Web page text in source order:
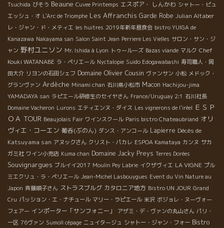
Tsuchida びそう Beaune Cuvee Printemps エスポア・ しんかわ シャトー・ピュ
エッシュ・オ L'Arc de Triomphe Les Affranchis Garde Robe Julian Altaber
レ・ジャン・ド・メティエ les huitres 2019年新年昼食会 bistro YUIGA de
Kanazawa Nakayama san Salon Saint Jean Perriere Les Vielles サロン・サン・ジ
ャン 野村ユニソン Mr. Ishida à Lyon トゥールーズ Bazas viande マルク Chef
Kouki WATANABE ラ・ペリエール Nyctalopie Suido Edogawabashi 寿司職人・岡
田大介 リヨンの石田シェフ Domaine Olivier Cousin ヴァンサン 小松 メドック・
グランヴァン Ardèche Minami chan 石川県小松市 Macon Hachijou-jima
YAMADAYA san ラピエール研修生のセイヤさん France/Uruguay 2:1 石川社長
Domaine Vacheron Lurons エティエンヌ・ダイス Les vignerons de l'iréel ＥＳＰ
ＯＡ TOUR Beaujolais Fair ワインスクール Paris bistro Chateaubriand オリ
ヴィエ・コーエン 葡呑(ぶのん) ダンス・アンコール Lapierre Décès de
Katsuyama san アヌックさん クリスト・パカレ ESPOA Kamataya カンヌ サカ
ガミ社 ワイン小売店 Kuma chan Domaine Jacky Preys Terres Dorées
Souvignargues ブルイイ2017 Moulin Pey Labrie イクザヴィエ LA VIGNE プル
ミエクリュ・ラ・ペリエール Jean-Michel Lasbouygues Event du Vin Nature au
Japon 斉藤順子さん ストラスブルグ カタロニア地方 Bistro UN JOUR Grand
Cru パッション・エ・ナチュール マリー・ラピエール 米沢 ボジョレ・ヌーヴォー
フェアー インポーター「サンフォニー」 アザミ・デ・ヴァンの丸山さん パリ・
一区 76ヴァン Sumoll cépage ニュイタージュ シャトー・ジャン・フォー Bistro